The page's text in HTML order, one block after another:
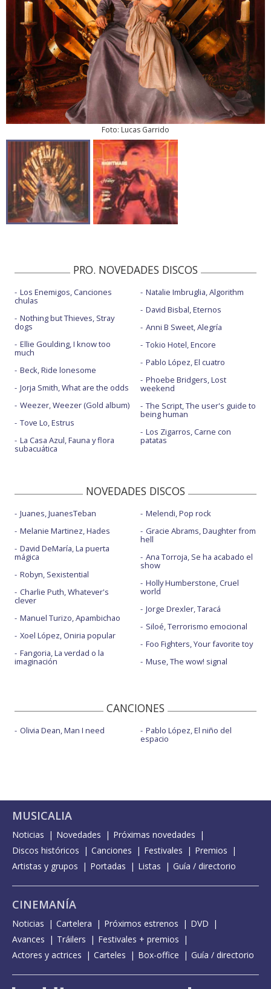
Foto: Lucas Garrido
PRO. NOVEDADES DISCOS
Los Enemigos, Canciones
chulas
Nothing but Thieves, Stray
dogs
Ellie Goulding, I know too
much
Beck, Ride lonesome
Jorja Smith, What are the odds
Weezer, Weezer (Gold album)
Tove Lo, Estrus
La Casa Azul, Fauna y flora
subacuática
Natalie Imbruglia, Algorithm
David Bisbal, Eternos
Anni B Sweet, Alegría
Tokio Hotel, Encore
Pablo López, El cuatro
Phoebe Bridgers, Lost
weekend
The Script, The user's guide to
being human
Los Zigarros, Carne con
patatas
NOVEDADES DISCOS
Juanes, JuanesTeban
Melanie Martinez, Hades
David DeMaría, La puerta
mágica
Robyn, Sexistential
Charlie Puth, Whatever's
clever
Manuel Turizo, Apambichao
Xoel López, Oniria popular
Fangoria, La verdad o la
imaginación
Melendi, Pop rock
Gracie Abrams, Daughter from
hell
Ana Torroja, Se ha acabado el
show
Holly Humberstone, Cruel
world
Jorge Drexler, Taracá
Siloé, Terrorismo emocional
Foo Fighters, Your favorite toy
Muse, The wow! signal
CANCIONES
Olivia Dean, Man I need Pablo López, El niño del
espacio
MUSICALIA
Noticias Novedades
Próximas novedades
Discos históricos
Canciones Festivales
Premios
Artistas y grupos
Portadas Listas Guía / directorio
CINEMANÍA
Noticias Cartelera Próximos estrenos
DVD
Avances
Tráilers
Festivales + premios
Actores y actrices
Carteles Box-office Guía / directorio